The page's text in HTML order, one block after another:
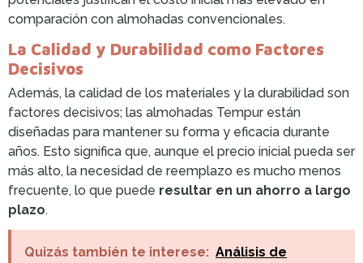
comparación con almohadas convencionales.
La Calidad y Durabilidad como Factores
Decisivos
Además, la calidad de los materiales y la durabilidad son
factores decisivos; las almohadas Tempur están
diseñadas para mantener su forma y eficacia durante
años. Esto significa que, aunque el precio inicial pueda ser
más alto, la necesidad de reemplazo es mucho menos
frecuente, lo que puede resultar en un ahorro a largo
plazo.
Quizás también te interese: Análisis de